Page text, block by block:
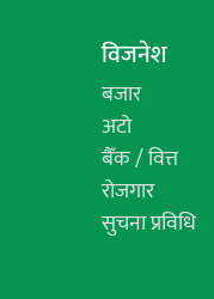
विजनेश
बजार
अटो
बैँक / वित्त
रोजगार
सुचना प्रविधि